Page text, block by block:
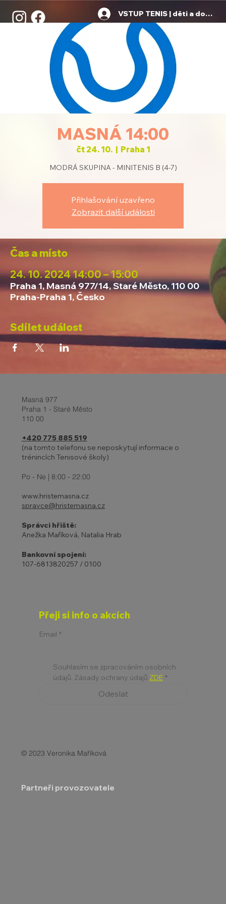
VSTUP TENIS | děti a dospělí
MASNÁ 14:00
čt 24. 10.
  |
Praha 1
MODRÁ SKUPINA - MINITENIS B (4-7)
Přihlašování uzavřeno
Zobrazit další události
Čas a místo
24. 10. 2024 14:00 – 15:00
Praha 1, Masná 977/14, Staré Město, 110 00
Praha-Praha 1, Česko
Sdílet událost
Masná 977
Praha 1 - Staré Město
110 00
+420 775 885 519
(na tomto telefonu se neposkytují informace o
trénincích Tenisové školy)
Po - Ne | 8:00 - 22:00
www.hristemasna.cz
spravce@hristemasna.cz
Správci hřiště:
Anežka Maříková, Natalia Hrab
Bankovní spojení:
107-6813820257 / 0100
Přeji si info o akcích
Email *
Souhlasím se zpracováním osobních
údajů. Zásady ochrany údajů ZDE *
Odeslat
© 2023 Veronika Maříková
Partneři provozovatele